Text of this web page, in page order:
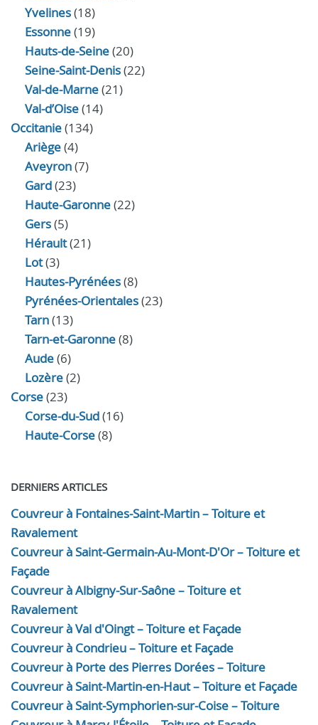
Yvelines(18)
Essonne(19)
Hauts-de-Seine(20)
Seine-Saint-Denis(22)
Val-de-Marne(21)
Val-d’Oise(14)
Occitanie(134)
Ariège(4)
Aveyron(7)
Gard(23)
Haute-Garonne(22)
Gers(5)
Hérault(21)
Lot(3)
Hautes-Pyrénées(8)
Pyrénées-Orientales(23)
Tarn(13)
Tarn-et-Garonne(8)
Aude(6)
Lozère(2)
Corse(23)
Corse-du-Sud(16)
Haute-Corse(8)
DERNIERS ARTICLES
Couvreur à Fontaines-Saint-Martin – Toiture et
Ravalement
Couvreur à Saint-Germain-Au-Mont-D'Or – Toiture et
Façade
Couvreur à Albigny-Sur-Saône – Toiture et
Ravalement
Couvreur à Val d'Oingt – Toiture et Façade
Couvreur à Condrieu – Toiture et Façade
Couvreur à Porte des Pierres Dorées – Toiture
Couvreur à Saint-Martin-en-Haut – Toiture et Façade
Couvreur à Saint-Symphorien-sur-Coise – Toiture